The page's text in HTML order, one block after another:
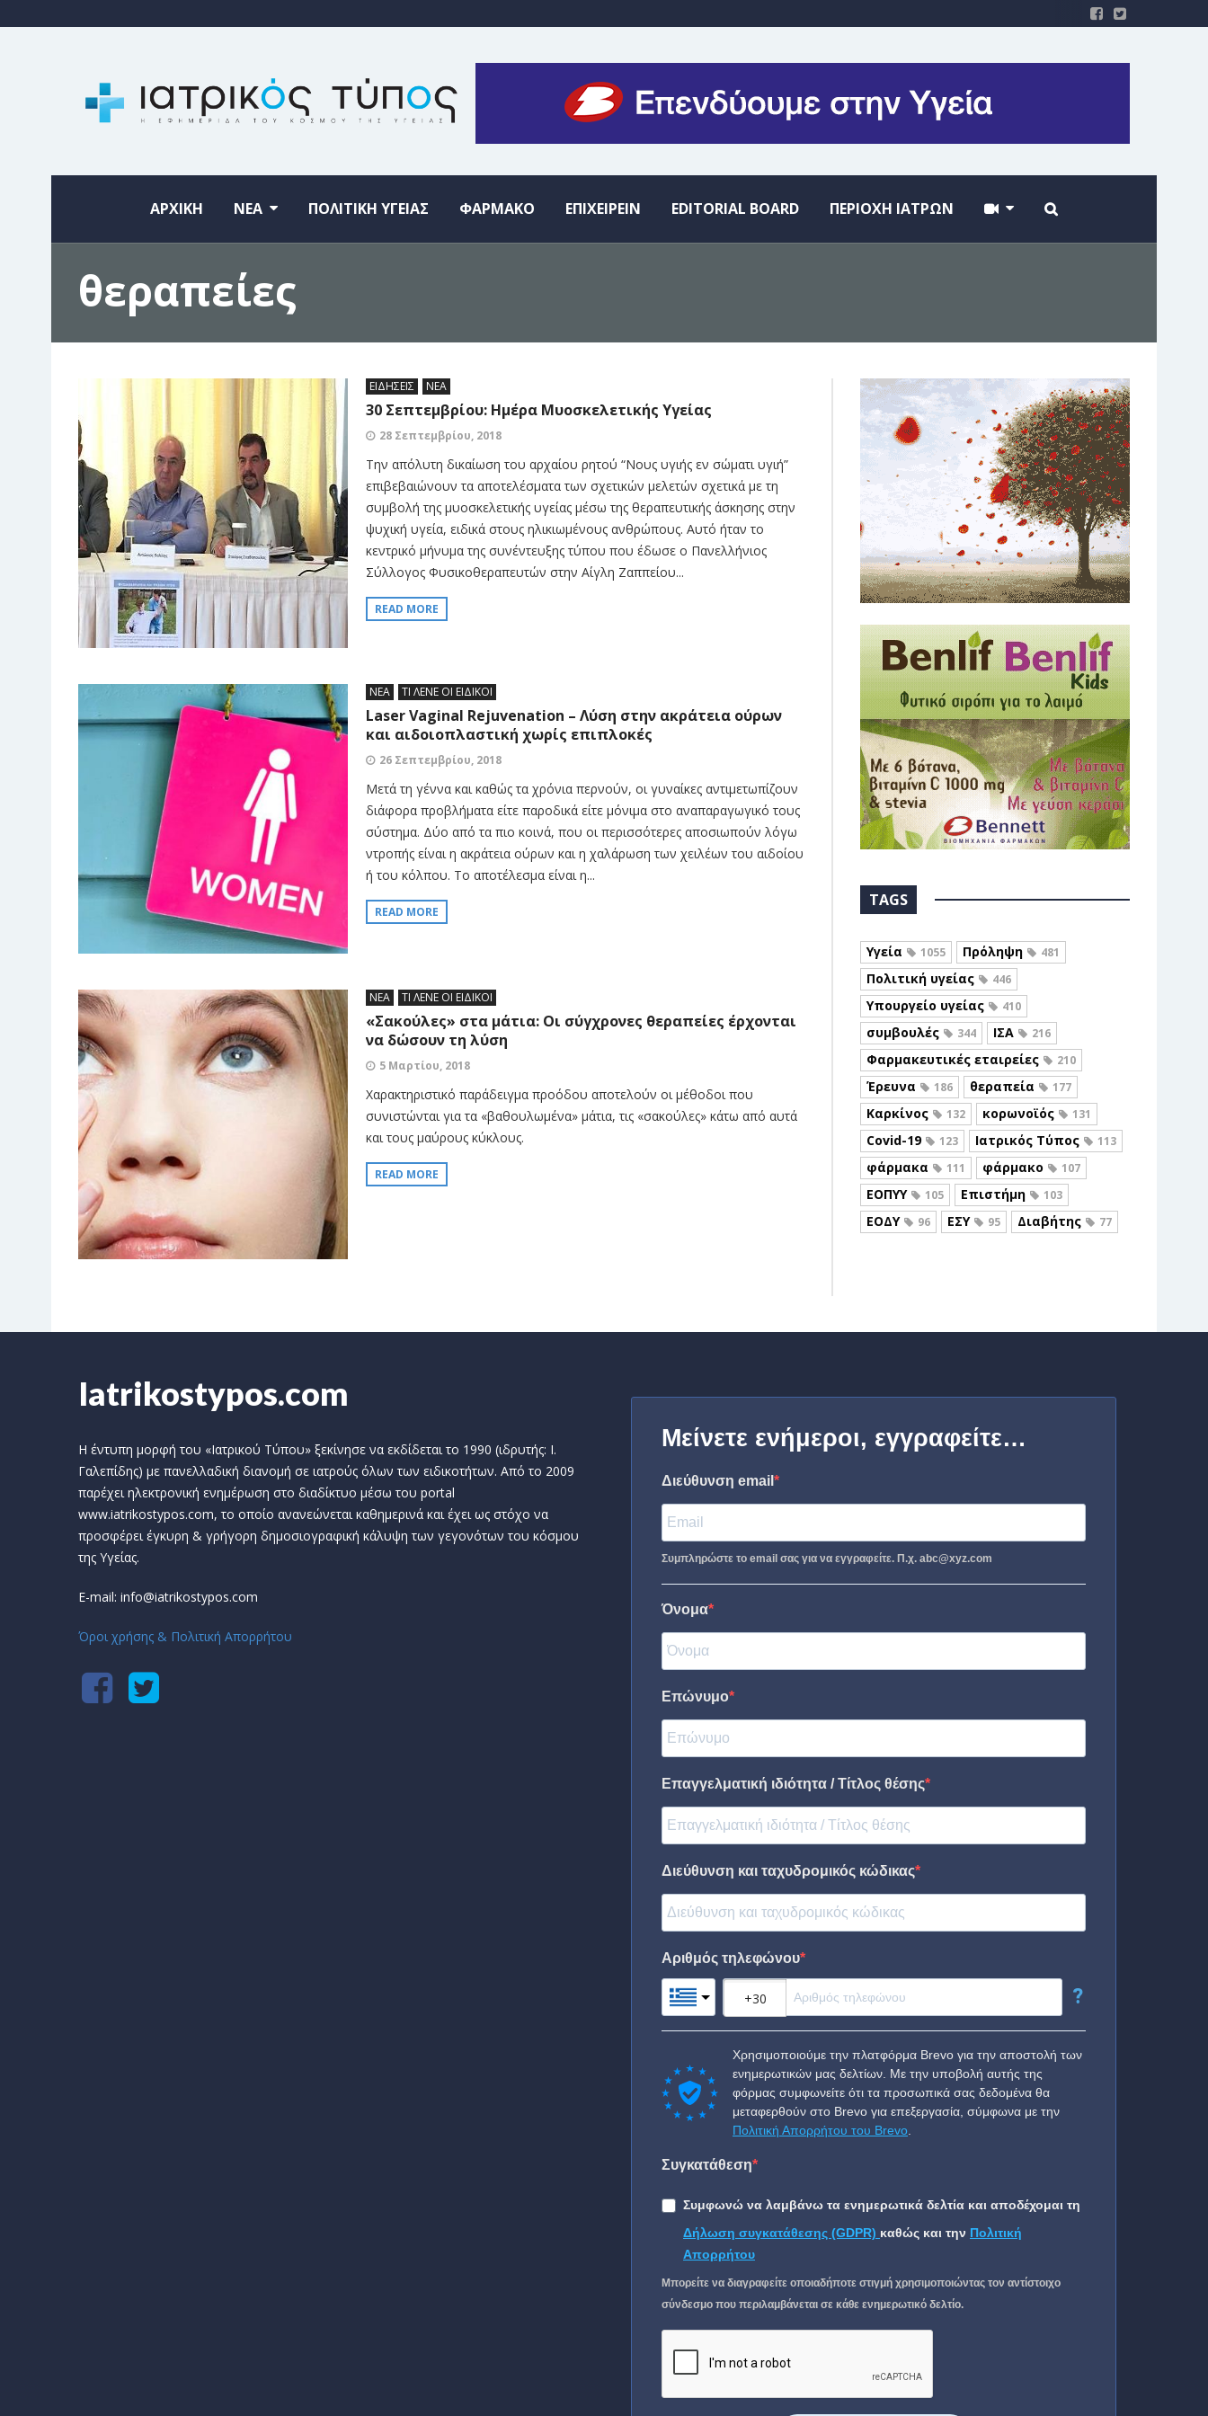
ΑΡΧΙΚΗ ΝΕΑ ΠΟΛΙΤΙΚΗ ΥΓΕΙΑΣ ΦΑΡΜΑΚΟ ΕΠΙΧΕΙΡΕΙΝ EDITORIAL BOARD ΠΕΡΙΟΧΗ ΙΑΤΡΩΝ
θεραπείες
ΕΙΔΗΣΕΙΣ ΝΕΑ
30 Σεπτεμβρίου: Ημέρα Μυοσκελετικής Υγείας
28 Σεπτεμβρίου, 2018
Την απόλυτη δικαίωση του αρχαίου ρητού “Νους υγιής εν σώματι υγιή”
επιβεβαιώνουν τα αποτελέσματα των σχετικών μελετών σχετικά με τη
συμβολή της μυοσκελετικής υγείας μέσω της θεραπευτικής άσκησης στην
ψυχική υγεία, ειδικά στους ηλικιωμένους ανθρώπους. Αυτό ήταν το
κεντρικό μήνυμα της συνέντευξης τύπου που έδωσε ο Πανελλήνιος
Σύλλογος Φυσικοθεραπευτών στην Αίγλη Ζαππείου...
READ MORE
ΝΕΑ ΤΙ ΛΕΝΕ ΟΙ ΕΙΔΙΚΟΙ
Laser Vaginal Rejuvenation – Λύση στην ακράτεια ούρων
και αιδοιοπλαστική χωρίς επιπλοκές
26 Σεπτεμβρίου, 2018
Μετά τη γέννα και καθώς τα χρόνια περνούν, οι γυναίκες αντιμετωπίζουν
διάφορα προβλήματα είτε παροδικά είτε μόνιμα στο αναπαραγωγικό τους
σύστημα. Δύο από τα πιο κοινά, που οι περισσότερες αποσιωπούν λόγω
ντροπής είναι η ακράτεια ούρων και η χαλάρωση των χειλέων του αιδοίου
ή του κόλπου. Το αποτέλεσμα είναι η...
READ MORE
ΝΕΑ ΤΙ ΛΕΝΕ ΟΙ ΕΙΔΙΚΟΙ
«Σακούλες» στα μάτια: Οι σύγχρονες θεραπείες έρχονται
να δώσουν τη λύση
5 Μαρτίου, 2018
Χαρακτηριστικό παράδειγμα προόδου αποτελούν οι μέθοδοι που
συνιστώνται για τα «βαθουλωμένα» μάτια, τις «σακούλες» κάτω από αυτά
και τους μαύρους κύκλους.
READ MORE
TAGS
Υγεία 1055 Πρόληψη 481
Πολιτική υγείας 446
Υπουργείο υγείας 410
συμβουλές 344 ΙΣΑ 216
Φαρμακευτικές εταιρείες 210
Έρευνα 186 θεραπεία 177
Καρκίνος 132 κορωνοϊός 131
Covid-19 123 Ιατρικός Τύπος 113
φάρμακα 111 φάρμακο 107
ΕΟΠΥΥ 105 Επιστήμη 103
ΕΟΔΥ 96 ΕΣΥ 95 Διαβήτης 77
Iatrikostypos.com
Η έντυπη μορφή του «Ιατρικού Τύπου» ξεκίνησε να εκδίδεται το 1990 (ιδρυτής: Ι.
Γαλεπίδης) με πανελλαδική διανομή σε ιατρούς όλων των ειδικοτήτων. Από το 2009
παρέχει ηλεκτρονική ενημέρωση στο διαδίκτυο μέσω του portal
www.iatrikostypos.com, το οποίο ανανεώνεται καθημερινά και έχει ως στόχο να
προσφέρει έγκυρη & γρήγορη δημοσιογραφική κάλυψη των γεγονότων του κόσμου
της Υγείας.
E-mail: info@iatrikostypos.com
Όροι χρήσης & Πολιτική Απορρήτου
Μείνετε ενήμεροι, εγγραφείτε…
Διεύθυνση email
Συμπληρώστε το email σας για να εγγραφείτε. Π.χ. abc@xyz.com
Όνομα
Επώνυμο
Επαγγελματική ιδιότητα / Τίτλος θέσης
Διεύθυνση και ταχυδρομικός κώδικας
Αριθμός τηλεφώνου
?
Χρησιμοποιούμε την πλατφόρμα Brevo για την αποστολή των
ενημερωτικών μας δελτίων. Με την υποβολή αυτής της
φόρμας συμφωνείτε ότι τα προσωπικά σας δεδομένα θα
μεταφερθούν στο Brevo για επεξεργασία, σύμφωνα με την
Πολιτική Απορρήτου του Brevo
Συγκατάθεση
Συμφωνώ να λαμβάνω τα ενημερωτικά δελτία και αποδέχομαι τη
Δήλωση συγκατάθεσης (GDPR) καθώς και την Πολιτική
Απορρήτου
Μπορείτε να διαγραφείτε οποιαδήποτε στιγμή χρησιμοποιώντας τον αντίστοιχο
σύνδεσμο που περιλαμβάνεται σε κάθε ενημερωτικό δελτίο.